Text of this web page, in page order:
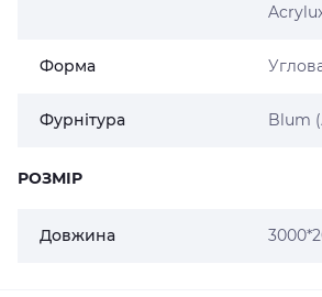
Форма
Фурнітура Blum
РОЗМІР
Довжина